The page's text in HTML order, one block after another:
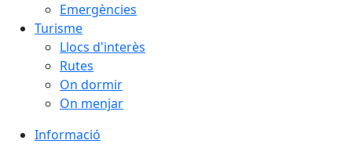
Emergències
Turisme
Llocs d'interès
Rutes
On dormir
On menjar
Informació